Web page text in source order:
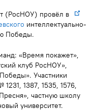
(РосНОУ) провёл в
интеллектуально-
Победы.
«Время покажет»,
клуб РосНОУ»,
Участники
1387, 1535, 1576,
частную школу
университет.